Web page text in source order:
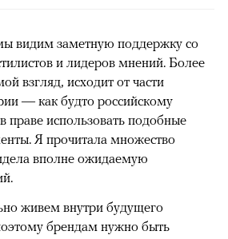
видим заметную поддержку со
и лидеров мнений. Более
взгляд, исходит от части
— как будто российскому
праве использовать подобные
Я прочитала множество
вполне ожидаемую
живем внутри будущего
брендам нужно быть